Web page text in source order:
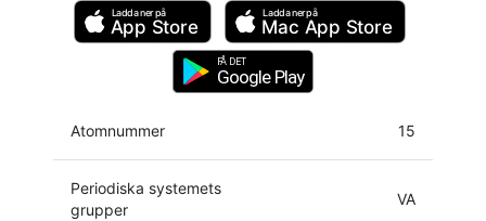
Ladda ner på
App Store
Ladda ner på
Mac App Store
FÅ DET
Google Play
Atomnummer 15
Periodiska systemets
grupper
VA